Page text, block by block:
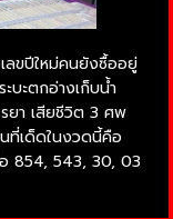
ลขปีใหม่คนยังซื้ออยู่
บะตกอ่างเก็บน้ำ
ยา เสียชีวิต 3 ศพ
นที่เด็ดในงวดนี้คือ
อ 854, 543, 30, 03